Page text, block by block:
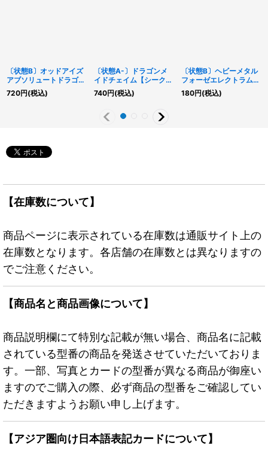
〔状態B〕オッドアイズ
アブソリュートドラゴン
【クォーターセンチュリ
ーシークレット】
720円(税込)
〔状態A-〕ドラゴンメ
イドチェイム【シークレ
ット】{SLF1-JP064}
《モンスター》
740円(税込)
〔状態B〕ヘビーメタル
フォーゼエレクトラム
【シークレット】
{QCCU-JP190}《リン
180円(税込)
【在庫数について】
商品ページに表示されている在庫数は通販サイト上の
在庫数となります。各店舗の在庫数とは異なりますの
でご注意ください。
【商品名と商品画像について】
商品説明欄にて特別な記載が無い場合、商品名に記載
されている型番の商品を発送させていただいておりま
す。一部、写真とカードの型番が異なる商品が御座い
ますのでご購入の際、必ず商品の型番をご確認してい
ただきますようお願い申し上げます。
【アジア圏向け日本語表記カードについて】